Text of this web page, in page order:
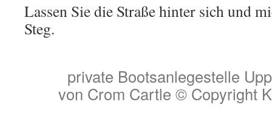
Lassen Sie die Straße hinter sich und
Steg.
private Bootsanlegestelle
von Crom Cartle © Copyright